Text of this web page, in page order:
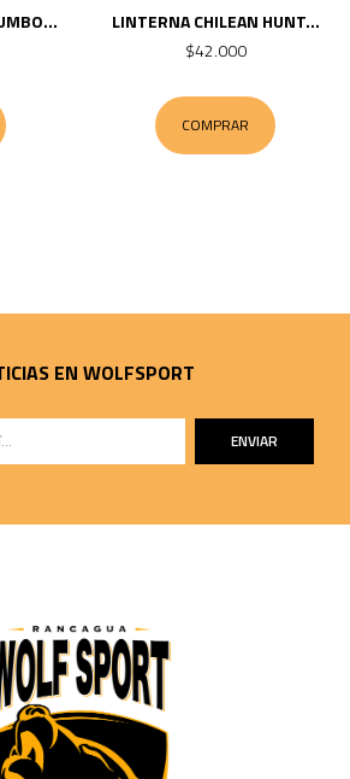
LINTERNA CHILEAN HUNT...
$42.000
COMPRAR
EN WOLFSPORT
ENVIAR